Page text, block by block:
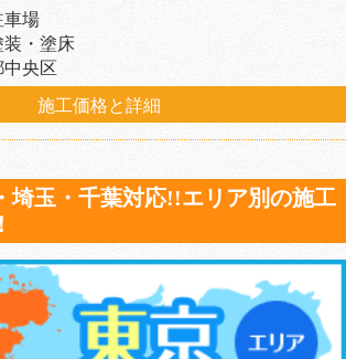
車場
装・塗床
央区
施工価格と詳細
埼玉・千葉対応!!エリア別の施工